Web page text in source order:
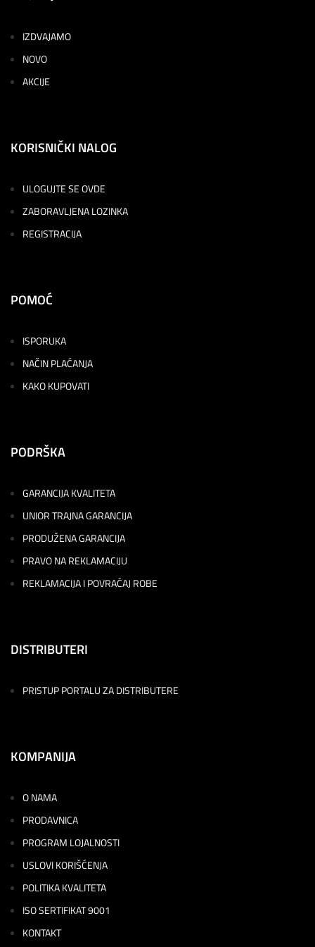
IZDVAJAMO
NOVO
AKCIJE
KORISNIČKI NALOG
ULOGUJTE SE OVDE
ZABORAVLJENA LOZINKA
REGISTRACIJA
POMOĆ
ISPORUKA
NAČIN PLAĆANJA
KAKO KUPOVATI
PODRŠKA
GARANCIJA KVALITETA
UNIOR TRAJNA GARANCIJA
PRODUŽENA GARANCIJA
PRAVO NA REKLAMACIJU
REKLAMACIJA I POVRAĆAJ ROBE
DISTRIBUTERI
PRISTUP PORTALU ZA DISTRIBUTERE
KOMPANIJA
O NAMA
PRODAVNICA
PROGRAM LOJALNOSTI
USLOVI KORIŠĆENJA
POLITIKA KVALITETA
ISO SERTIFIKAT 9001
KONTAKT